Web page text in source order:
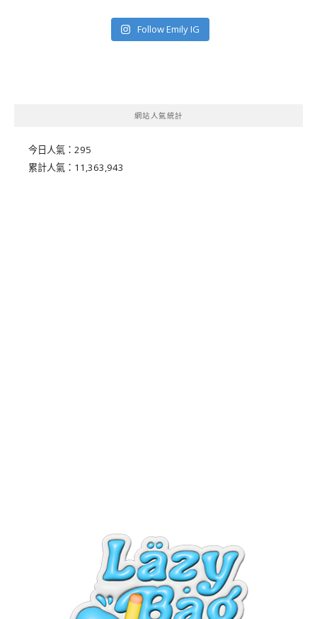
Follow Emily IG
網站人氣統計
今日人氣： 295
累計人氣： 11,363,943